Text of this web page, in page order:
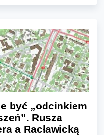
być „odcinkiem
Rusza
a Racławicką